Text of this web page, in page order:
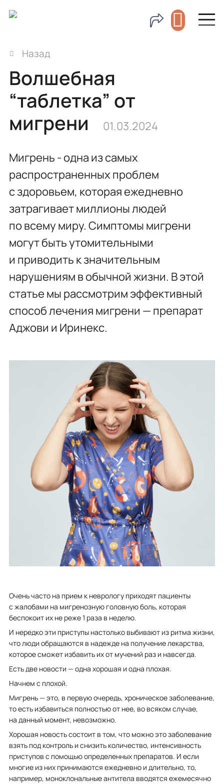
Назад
Волшебная
“таблетка” от
мигрени
01.03.2024
Мигрень - одна из самых
распространенных проблем
с здоровьем, которая ежедневно
затрагивает миллионы людей
по всему миру. Симптомы мигрени
могут быть утомительными
и приводить к значительным
нарушениям в обычной жизни. В этой
статье мы рассмотрим эффективный
способ лечения мигрени — препарат
Аджови и Иринекс.
Очень часто на прием к неврологу приходят пациенты
с жалобами на мигренозную головную боль, которая
беспокоит их не реже 1 раза в неделю.
И нередко эти приступы настолько выбивают из ритма жизни,
что люди обращаются в надежде на получение лекарства,
которое сможет избавить их от мучений раз и навсегда.
Есть две новости — одна хорошая и одна плохая.
Начнем с плохой.
Мигрень — это, в первую очередь, хроническое заболевание,
то есть избавиться полностью от нее, во всяком случае,
на данный момент, невозможно.
Хорошая новость состоит в том, что можно это заболевание
взять под контроль и снизить количество, интенсивность
приступов с помощью определенных препаратов. И если
многие из них принимаются ежедневно и длительно, то,
например, моноклональные антитела вводятся ежемесячно